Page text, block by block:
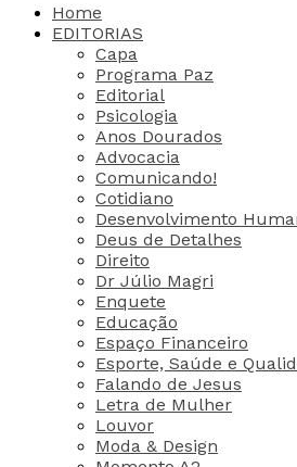
Home
EDITORIAS
Capa
Programa Paz
Editorial
Psicologia
Anos Dourados
Advocacia
Comunicando!
Cotidiano
Desenvolvimento
Deus de Detalhes
Direito
Dr Júlio Magri
Enquete
Educação
Espaço Financeiro
Esporte, Saúde e
Falando de Jesus
Letra de Mulher
Louvor
Moda & Design